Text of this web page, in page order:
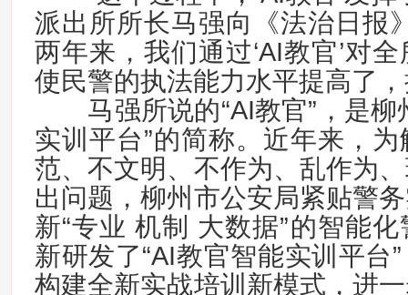
派出所所长马强向《法治日报
两年来，我们通过‘AI教官’对
使民警的执法能力水平提高了
马强所说的“AI教官”，是柳
实训平台”的简称。近年来，
范、不文明、不作为、乱作为
出问题，柳州市公安局紧贴警
新“专业 机制 大数据”的智能
新研发了“AI教官智能实训平台
构建全新实战培训新模式，进